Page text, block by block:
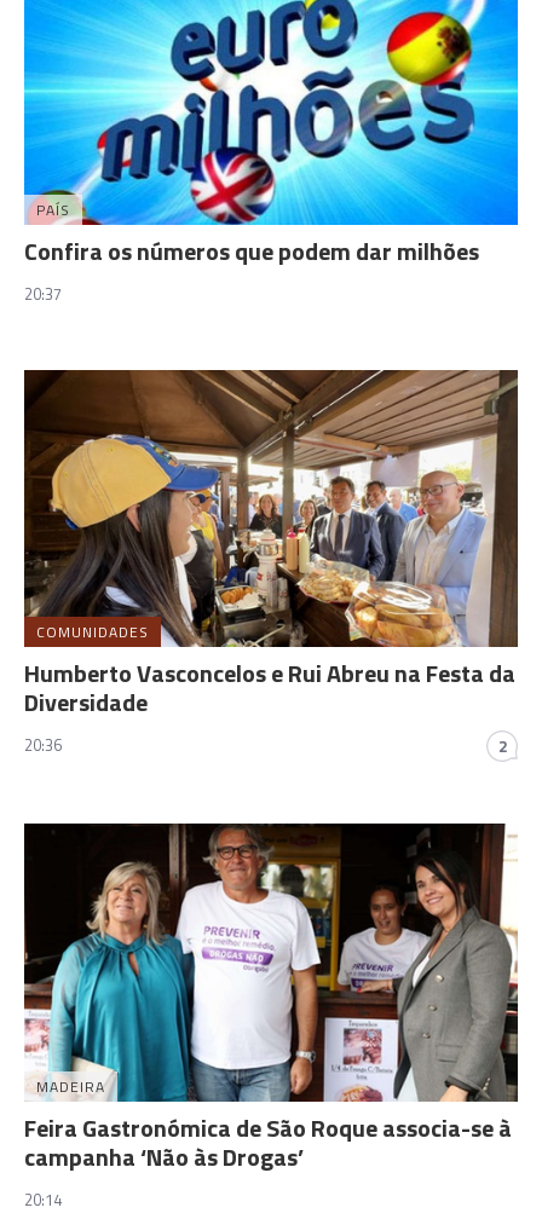
PAÍS
Confira os números que podem dar milhões
20:37
COMUNIDADES
Humberto Vasconcelos e Rui Abreu na Festa da
Diversidade
20:36 2
MADEIRA
Feira Gastronómica de São Roque associa-se à
campanha ‘Não às Drogas’
20:14